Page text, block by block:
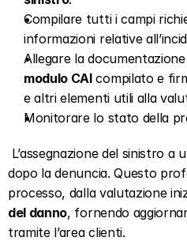
Compilare tutti i campi
informazioni relative
modulo CAI compilato e
e altri elementi utili alla
Monitorare lo stato della
dopo la denuncia. Questo
processo, dalla valutazione
del danno, fornendo
tramite l’area clienti.